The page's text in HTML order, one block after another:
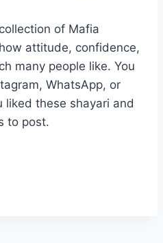
of Mafia
attitude, confidence,
many people like. You
WhatsApp, or
these shayari and
to post.